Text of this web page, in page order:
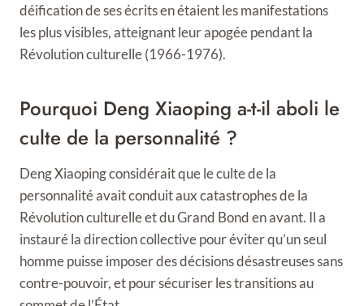
déification de ses écrits en étaient les manifestations
les plus visibles, atteignant leur apogée pendant la
Révolution culturelle (1966-1976).
Pourquoi Deng Xiaoping a-t-il aboli le
culte de la personnalité ?
Deng Xiaoping considérait que le culte de la
personnalité avait conduit aux catastrophes de la
Révolution culturelle et du Grand Bond en avant. Il a
instauré la direction collective pour éviter qu’un seul
homme puisse imposer des décisions désastreuses sans
contre-pouvoir, et pour sécuriser les transitions au